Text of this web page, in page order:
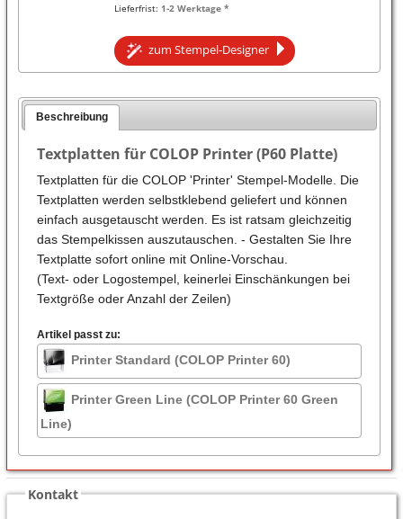
Lieferfrist: 1-2 Werktage *
zum Stempel-Designer
Beschreibung
Textplatten für COLOP Printer (P60 Platte)
Textplatten für die COLOP 'Printer' Stempel-Modelle. Die
Textplatten werden selbstklebend geliefert und können
einfach ausgetauscht werden. Es ist ratsam gleichzeitig
das Stempelkissen auszutauschen. - Gestalten Sie Ihre
Textplatte sofort online mit Online-Vorschau.
(Text- oder Logostempel, keinerlei Einschänkungen bei
Textgröße oder Anzahl der Zeilen)
Artikel passt zu:
Printer Standard (COLOP Printer 60)
Printer Green Line (COLOP Printer 60 Green
Line)
Kontakt